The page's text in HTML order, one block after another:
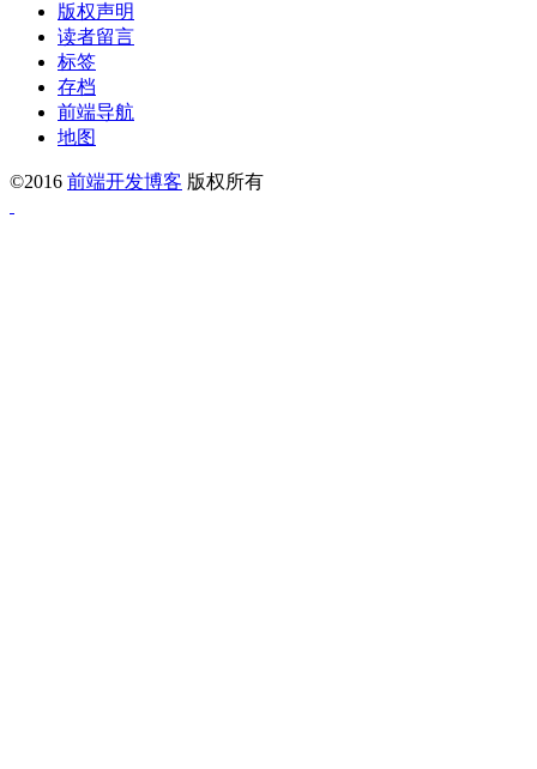
版权声明
读者留言
标签
存档
前端导航
地图
©2016 前端开发博客 版权所有